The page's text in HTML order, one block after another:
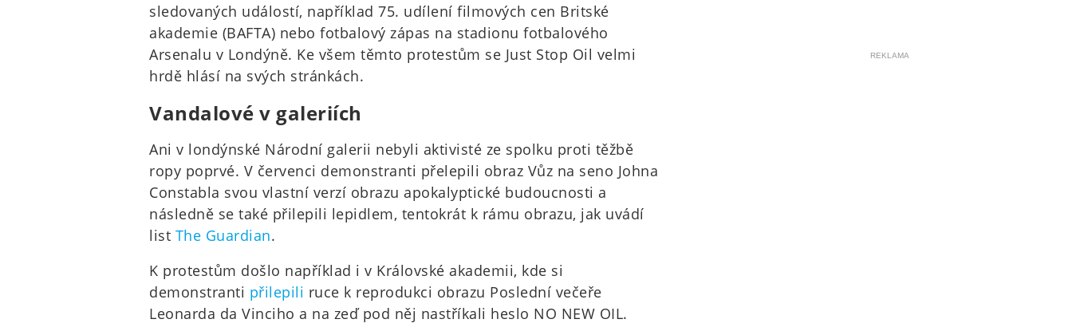
sledovaných událostí, například 75. udílení filmových cen Britské
akademie (BAFTA) nebo fotbalový zápas na stadionu fotbalového
Arsenalu v Londýně. Ke všem těmto protestům se Just Stop Oil velmi
hrdě hlásí na svých stránkách.
Vandalové v galeriích
Ani v londýnské Národní galerii nebyli aktivisté ze spolku proti těžbě
ropy poprvé. V červenci demonstranti přelepili obraz Vůz na seno Johna
Constabla svou vlastní verzí obrazu apokalyptické budoucnosti a
následně se také přilepili lepidlem, tentokrát k rámu obrazu, jak uvádí
list The Guardian.
K protestům došlo například i v Královské akademii, kde si
demonstranti přilepili ruce k reprodukci obrazu Poslední večeře
Leonarda da Vinciho a na zeď pod něj nastříkali heslo NO NEW OIL.
REKLAMA